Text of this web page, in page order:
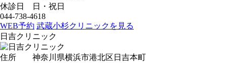
休診日
日・祝日
044-738-4618
WEB予約 武蔵小杉クリニックを見る
日吉クリニック
住所
神奈川県横浜市港北区日吉本町